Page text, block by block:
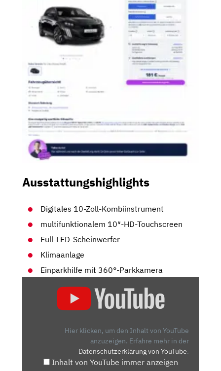
Ausstattungshighlights
Digitales 10-Zoll-Kombiinstrument
multifunktionalem 10″-HD-Touchscreen
Full-LED-Scheinwerfer
Klimaanlage
Einparkhilfe mit 360°-Parkkamera
KLEINWAGENHier klicken, um den Inhalt von YouTube
anzuzeigen. Erfahre mehr in der
Datenschutzerklärung von YouTube.
Inhalt von YouTube immer anzeigen